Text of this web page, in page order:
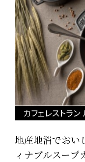
カフェレストラン
地産地消でおい
ィナブルスープ